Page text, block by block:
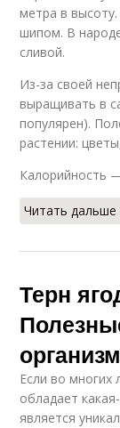
метра в
шипом. В
сливой.
Из-за своей
выращивать в
популярен).
растении:
Калорийность
Читать
Терн
Если во многих
обладает
является